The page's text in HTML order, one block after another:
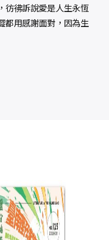
彷彿訴說愛是人生永恆
都用感謝面對，因為生